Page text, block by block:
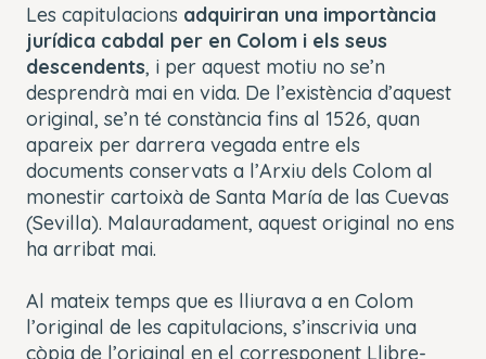
Les capitulacions adquiriran una importància
jurídica cabdal per en Colom i els seus
descendents, i per aquest motiu no se’n
desprendrà mai en vida. De l’existència d’aquest
original, se’n té constància fins al 1526, quan
apareix per darrera vegada entre els
documents conservats a l’Arxiu dels Colom al
monestir cartoixà de Santa María de las Cuevas
(Sevilla). Malauradament, aquest original no ens
ha arribat mai.
Al mateix temps que es lliurava a en Colom
l’original de les capitulacions, s’inscrivia una
còpia de l’original en el corresponent Llibre-